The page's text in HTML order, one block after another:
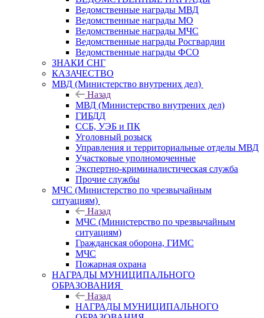
Ведомственные награды МВД
Ведомственные награды МО
Ведомственные награды МЧС
Ведомственные награды Росгвардии
Ведомственные награды ФСО
ЗНАКИ СНГ
КАЗАЧЕСТВО
МВД (Министерство внутрених дел)
Назад
МВД (Министерство внутрених дел)
ГИБДД
ССБ, УЭБ и ПК
Уголовный розыск
Управления и территориальные отделы МВД
Участковые уполномоченные
Экспертно-криминалистическая служба
Прочие службы
МЧС (Министерство по чрезвычайным
ситуациям)
Назад
МЧС (Министерство по чрезвычайным
ситуациям)
Гражданская оборона, ГИМС
МЧС
Пожарная охрана
НАГРАДЫ МУНИЦИПАЛЬНОГО
ОБРАЗОВАНИЯ
Назад
НАГРАДЫ МУНИЦИПАЛЬНОГО